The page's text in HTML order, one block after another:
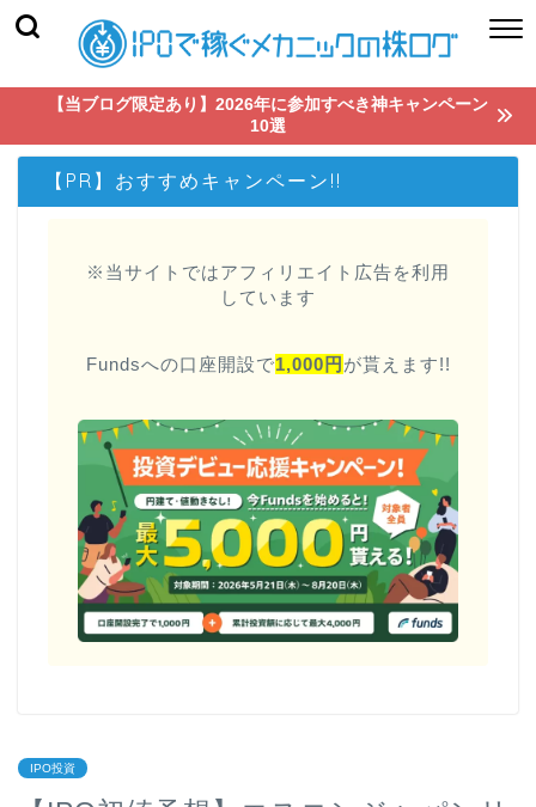
【当ブログ限定あり】2026年に参加すべき神キャンペーン
10選
【PR】おすすめキャンペーン!!
※当サイトではアフィリエイト広告を利用
しています
Fundsへの口座開設で1,000円 が貰えます!!
IPO投資